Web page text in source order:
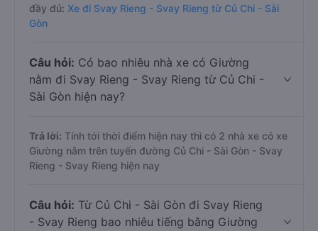
đầy đủ: Xe đi Svay Rieng - Svay Rieng từ Củ Chi - Sài
Gòn
Câu hỏi: Có bao nhiêu nhà xe có Giường
nằm đi Svay Rieng - Svay Rieng từ Củ Chi -
Sài Gòn hiện nay?
Trả lời: Tính tới thời điểm hiện nay thì có 2 nhà xe có xe
Giường nằm trên tuyến đường Củ Chi - Sài Gòn - Svay
Rieng - Svay Rieng hiện nay
Câu hỏi: Từ Củ Chi - Sài Gòn đi Svay Rieng
- Svay Rieng bao nhiêu tiếng bằng Giường